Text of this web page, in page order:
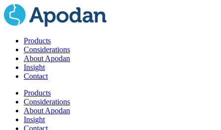
Products
Considerations
About Apodan
Insight
Contact
Products
Considerations
About Apodan
Insight
Contact